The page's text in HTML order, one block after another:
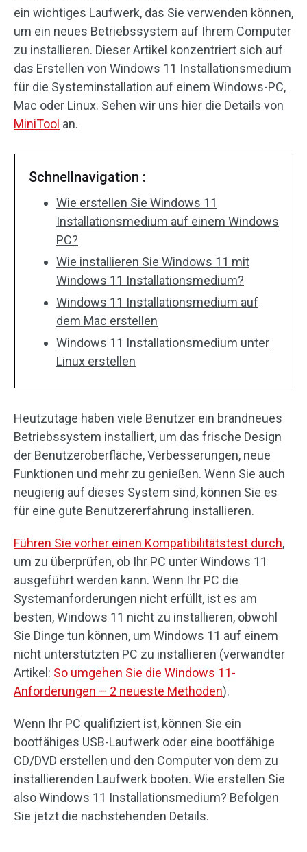
ein wichtiges Laufwerk, das Sie verwenden können,
um ein neues Betriebssystem auf Ihrem Computer
zu installieren. Dieser Artikel konzentriert sich auf
das Erstellen von Windows 11 Installationsmedium
für die Systeminstallation auf einem Windows-PC,
Mac oder Linux. Sehen wir uns hier die Details von
MiniTool an.
Schnellnavigation :
Wie erstellen Sie Windows 11
Installationsmedium auf einem Windows
PC?
Wie installieren Sie Windows 11 mit
Windows 11 Installationsmedium?
Windows 11 Installationsmedium auf
dem Mac erstellen
Windows 11 Installationsmedium unter
Linux erstellen
Heutzutage haben viele Benutzer ein brandneues
Betriebssystem installiert, um das frische Design
der Benutzeroberfläche, Verbesserungen, neue
Funktionen und mehr zu genießen. Wenn Sie auch
neugierig auf dieses System sind, können Sie es
für eine gute Benutzererfahrung installieren.
Führen Sie vorher einen Kompatibilitätstest durch,
um zu überprüfen, ob Ihr PC unter Windows 11
ausgeführt werden kann. Wenn Ihr PC die
Systemanforderungen nicht erfüllt, ist es am
besten, Windows 11 nicht zu installieren, obwohl
Sie Dinge tun können, um Windows 11 auf einem
nicht unterstützten PC zu installieren (verwandter
Artikel: So umgehen Sie die Windows 11-
Anforderungen – 2 neueste Methoden).
Wenn Ihr PC qualifiziert ist, können Sie ein
bootfähiges USB-Laufwerk oder eine bootfähige
CD/DVD erstellen und den Computer von dem zu
installierenden Laufwerk booten. Wie erstellen Sie
also Windows 11 Installationsmedium? Befolgen
Sie jetzt die nachstehenden Details.